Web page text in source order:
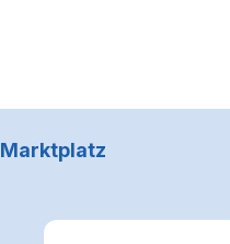
Marktplatz